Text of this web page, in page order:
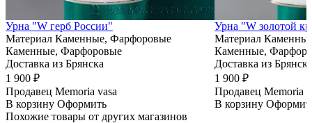
Урна "W герб России"
Материал Каменные, Фарфоровые
Каменные, Фарфоровые
Доставка из Брянска
1 900 ₽
Продавец Memoria vasa
В корзину Оформить
Урна "W золотой
Материал
Каменные,
Доставка из Брянска
1 900 ₽
Продавец Memoria
В корзину
Похожие товары от других магазинов